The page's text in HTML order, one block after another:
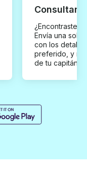
Consultar
¿Encontraste
Envía una
con los
preferido, y
de tu capitán